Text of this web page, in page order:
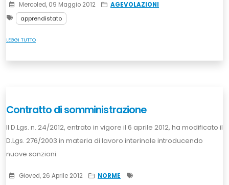
Mercoled, 09 Maggio 2012
AGEVOLAZIONI
apprendistato
LEGGI TUTTO
Contratto di somministrazione
Il D.Lgs. n. 24/2012, entrato in vigore il 6 aprile 2012, ha modificato il
D.Lgs. 276/2003 in materia di lavoro interinale introducendo
nuove sanzioni.
Gioved, 26 Aprile 2012 NORME